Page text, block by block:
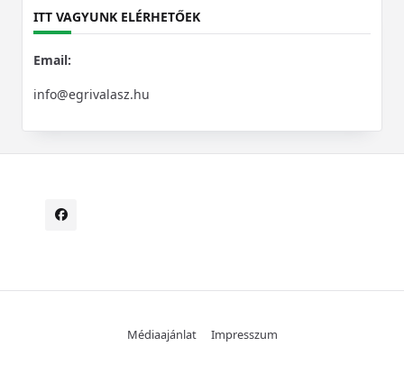
ITT VAGYUNK ELÉRHETŐEK
Email:
info@egrivalasz.hu
Médiaajánlat Impresszum